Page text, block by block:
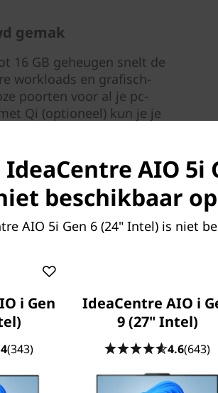
gemak
16 GB geheugen snelt de
workloads en grafisch-
poorten voor al je pc-
Qi (optioneel) kun je je
voet van de standaard te
IdeaCentre AIO 5i
beschikbaar
AIO 5i Gen 6 (24" Intel) is niet
i Gen
(343)
IdeaCentre AIO i
9 (27" Intel)
4.6(643)